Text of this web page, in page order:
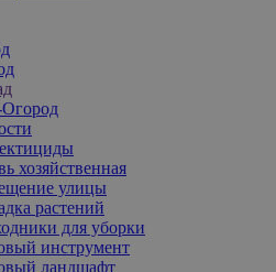
хозяйственная
улицы
растений
для уборки
инструмент
ландшафт